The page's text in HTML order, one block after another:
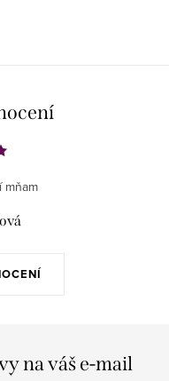
mňam
na váš e-mail